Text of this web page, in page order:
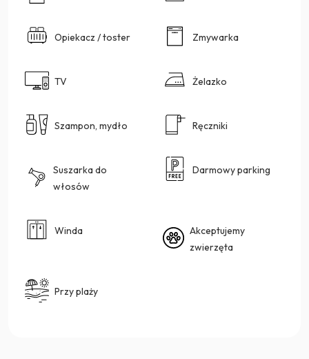
Opiekacz / toster Zmywarka
TV Żelazko
Szampon, mydło Ręczniki
Suszarka do
włosów
Darmowy parking
Winda
Akceptujemy
zwierzęta
Przy plaży